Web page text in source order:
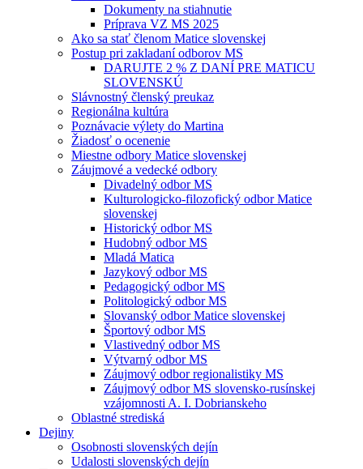
Dokumenty na stiahnutie
Príprava VZ MS 2025
Ako sa stať členom Matice slovenskej
Postup pri zakladaní odborov MS
DARUJTE 2 % Z DANÍ PRE MATICU
SLOVENSKÚ
Slávnostný členský preukaz
Regionálna kultúra
Poznávacie výlety do Martina
Žiadosť o ocenenie
Miestne odbory Matice slovenskej
Záujmové a vedecké odbory
Divadelný odbor MS
Kulturologicko-filozofický odbor Matice
slovenskej
Historický odbor MS
Hudobný odbor MS
Mladá Matica
Jazykový odbor MS
Pedagogický odbor MS
Politologický odbor MS
Slovanský odbor Matice slovenskej
Športový odbor MS
Vlastivedný odbor MS
Výtvarný odbor MS
Záujmový odbor regionalistiky MS
Záujmový odbor MS slovensko-rusínskej
vzájomnosti A. I. Dobrianskeho
Oblastné strediská
Dejiny
Osobnosti slovenských dejín
Udalosti slovenských dejín